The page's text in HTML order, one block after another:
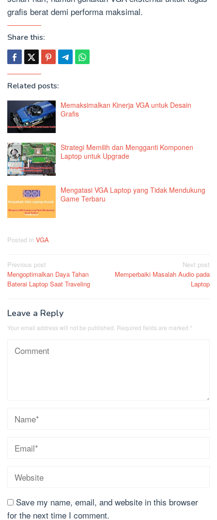
grafis berat demi performa maksimal.
Share this:
Related posts:
Memaksimalkan Kinerja VGA untuk Desain
Grafis
Strategi Memilih dan Mengganti Komponen
Laptop untuk Upgrade
Mengatasi VGA Laptop yang Tidak Mendukung
Game Terbaru
Posted in VGA
Post
navigation
Previous post
Mengoptimalkan Daya Tahan
Baterai Laptop Saat Traveling
Next post
Memperbaiki Masalah Audio pada
Laptop
Leave a Reply
Your email address will not be published. Required fields are marked *
Save my name, email, and website in this browser
for the next time I comment.